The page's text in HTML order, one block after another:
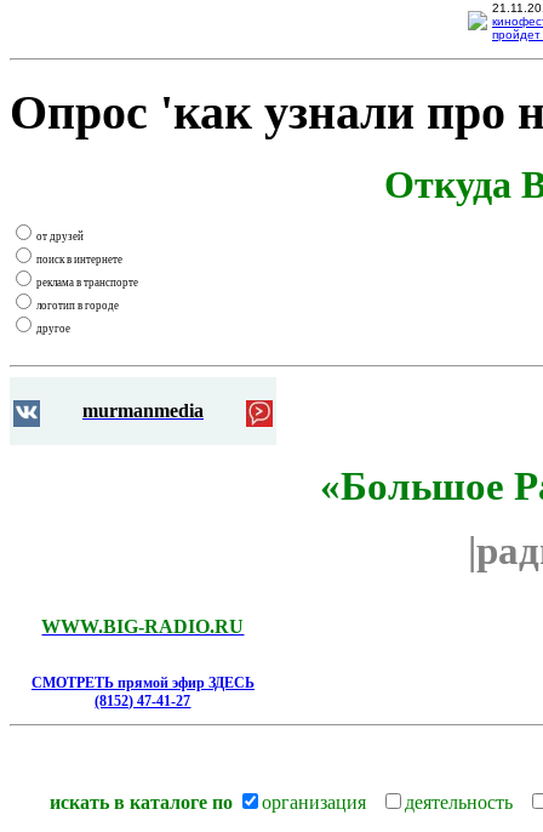
Опрос 'как узнали про
Откуда
от друзей
поиск в интернете
реклама в транспорте
логотип в городе
другое
murmanmedia
«Большое
WWW.BIG-RADIO.RU
СМОТРЕТЬ прямой эфир ЗДЕСЬ
(8152) 47-41-27
искать в каталоге по организация деятельность